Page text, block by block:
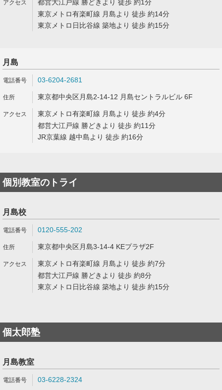
都営大江戸線 勝どきより 徒歩 約1分
東京メトロ有楽町線 月島より 徒歩 約14分
東京メトロ日比谷線 築地より 徒歩 約15分
月島
03-6204-2681
東京都中央区月島2-14-12 月島セントラルビル 6F
東京メトロ有楽町線 月島より 徒歩 約4分
都営大江戸線 勝どきより 徒歩 約11分
JR京葉線 越中島より 徒歩 約16分
個別教室のトライ
月島校
0120-555-202
東京都中央区月島3-14-4 KEプラザ2F
東京メトロ有楽町線 月島より 徒歩 約7分
都営大江戸線 勝どきより 徒歩 約8分
東京メトロ日比谷線 築地より 徒歩 約15分
個太郎塾
月島教室
03-6228-2324